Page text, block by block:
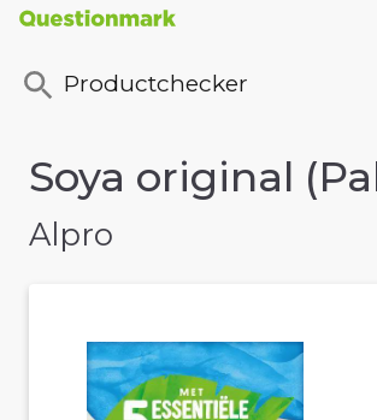
Productchecker
Soya original
Alpro